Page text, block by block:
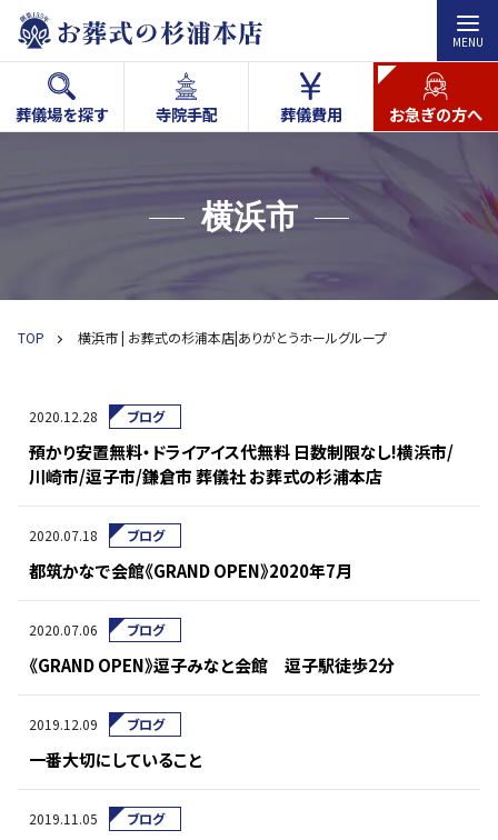
MENU
葬儀場を探す 寺院手配 葬儀費用 お急ぎの方へ
横浜市
TOP 横浜市 | お葬式の杉浦本店|ありがとうホールグループ
2020.12.28 ブログ
預かり安置無料・ドライアイス代無料 日数制限なし!横浜市/
川崎市/逗子市/鎌倉市 葬儀社 お葬式の杉浦本店
2020.07.18 ブログ
都筑かなで会館《GRAND OPEN》2020年7月
2020.07.06 ブログ
《GRAND OPEN》逗子みなと会館 逗子駅徒歩2分
2019.12.09 ブログ
一番大切にしていること
2019.11.05 ブログ